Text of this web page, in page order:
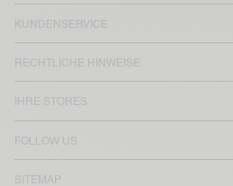
KUNDENSERVICE
RECHTLICHE HINWEISE
IHRE STORES
FOLLOW US
SITEMAP